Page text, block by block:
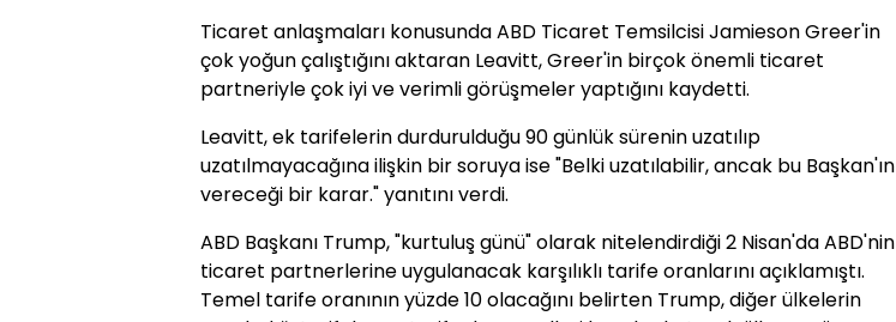
Ticaret anlaşmaları konusunda ABD Ticaret Temsilcisi Jamieson Greer'in
çok yoğun çalıştığını aktaran Leavitt, Greer'in birçok önemli ticaret
partneriyle çok iyi ve verimli görüşmeler yaptığını kaydetti.
Leavitt, ek tarifelerin durdurulduğu 90 günlük sürenin uzatılıp
uzatılmayacağına ilişkin bir soruya ise "Belki uzatılabilir, ancak bu Başkan'ın
vereceği bir karar." yanıtını verdi.
ABD Başkanı Trump, "kurtuluş günü" olarak nitelendirdiği 2 Nisan'da ABD'nin
ticaret partnerlerine uygulanacak karşılıklı tarife oranlarını açıklamıştı.
Temel tarife oranının yüzde 10 olacağını belirten Trump, diğer ülkelerin